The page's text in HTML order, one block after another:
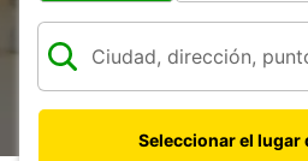
Seleccionar el lugar